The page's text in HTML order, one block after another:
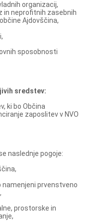
organizacij,
in neprofitnih zasebnih
Ajdovščina,
sposobnosti
sredstev:
ki bo Občina
zaposlitev v NVO
naslednje pogoje:
prvenstveno
prostorske in